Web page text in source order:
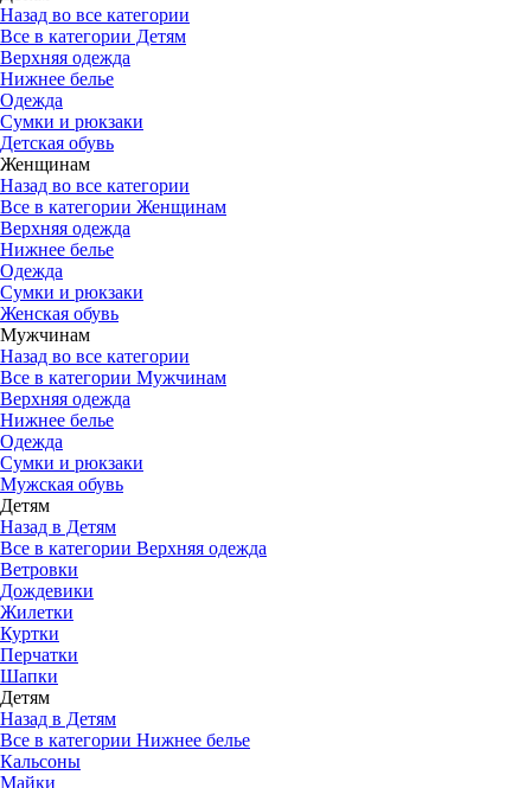
Назад во все категории
Все в категории Детям
Верхняя одежда
Нижнее белье
Одежда
Сумки и рюкзаки
Детская обувь
Женщинам
Назад во все категории
Все в категории Женщинам
Верхняя одежда
Нижнее белье
Одежда
Сумки и рюкзаки
Женская обувь
Мужчинам
Назад во все категории
Все в категории Мужчинам
Верхняя одежда
Нижнее белье
Одежда
Сумки и рюкзаки
Мужская обувь
Детям
Назад в Детям
Все в категории Верхняя одежда
Ветровки
Дождевики
Жилетки
Куртки
Перчатки
Шапки
Детям
Назад в Детям
Все в категории Нижнее белье
Кальсоны
Майки